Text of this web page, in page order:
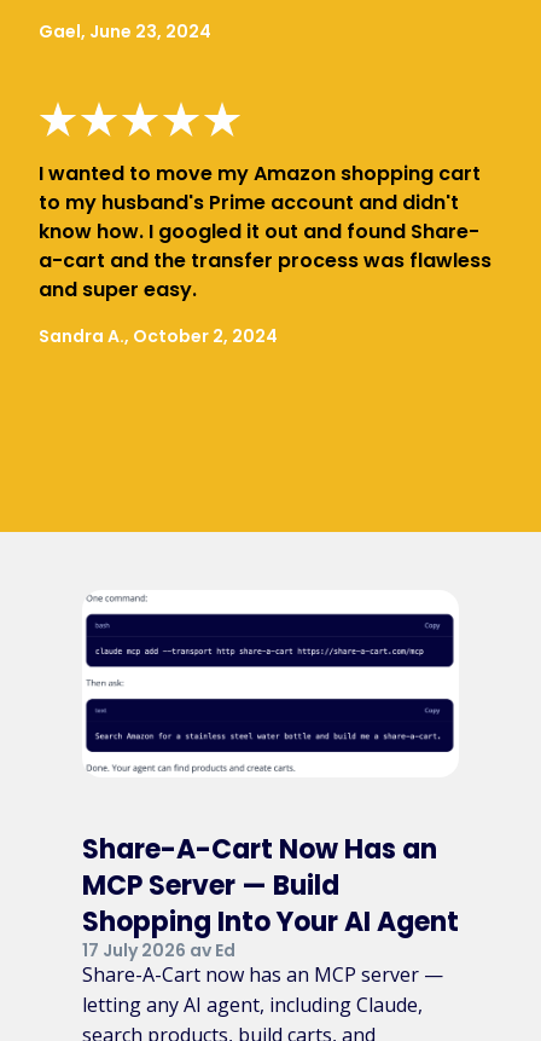
Gael, June 23, 2024
I wanted to move my Amazon shopping cart
to my husband's Prime account and didn't
know how. I googled it out and found Share-
a-cart and the transfer process was flawless
and super easy.
Sandra A., October 2, 2024
Share-A-Cart Now Has an
MCP Server — Build
Shopping Into Your AI Agent
17 July 2026 av Ed
Share-A-Cart now has an MCP server —
letting any AI agent, including Claude,
search products, build carts, and